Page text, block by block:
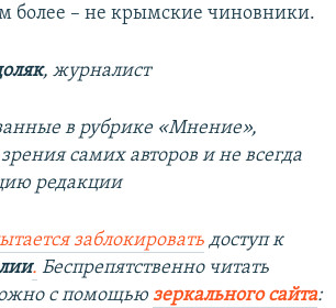
более – не крымские чиновники.
, журналист
в рубрике «Мнение»,
самих авторов и не всегда
редакции
заблокировать доступ к
. Беспрепятственно читать
с помощью зеркального сайта: